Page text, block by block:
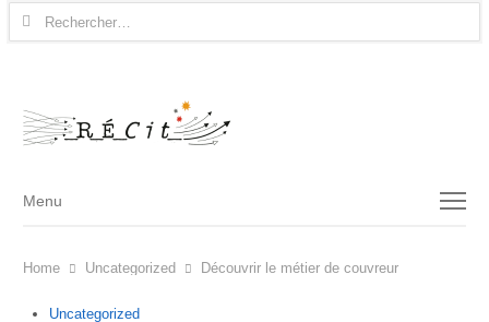
Rechercher :
Menu
Menu
Home Uncategorized Découvrir le métier de couvreur
Uncategorized